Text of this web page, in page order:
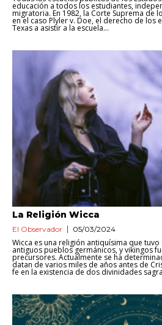
educación a todos los estudiantes,
migratoria. En 1982, la Corte Suprema de
en el caso Plyler v. Doe, el derecho de los
Texas a asistir a la escuela...
La Religión Wicca
El Observador 05/03/2024
Wicca es una religión antiquísima que
antiguos pueblos germánicos, y vikingos
precursores. Actualmente se ha
datan de varios miles de años antes de
fe en la existencia de dos divinidades